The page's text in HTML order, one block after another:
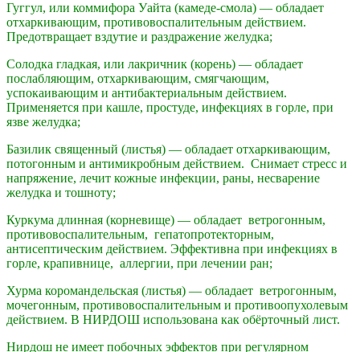
Гуггул, или коммифора Уайта (камеде-смола) — обладает
отхаркивающим, противовоспалительным действием.
Предотвращает вздутие и раздражение желудка;
Солодка гладкая, или лакричник (корень) — обладает
послабляющим, отхаркивающим, смягчающим,
успокаивающим и антибактериальным действием.
Применяется при кашле, простуде, инфекциях в горле, при
язве желудка;
Базилик священный (листья) — обладает отхаркивающим,
потогонным и антимикробным действием. Снимает стресс и
напряжение, лечит кожные инфекции, раны, несварение
желудка и тошноту;
Куркума длинная (корневище) — обладает ветрогонным,
противовоспалительным, гепатопротекторным,
антисептическим действием. Эффективна при инфекциях в
горле, крапивнице, аллергии, при лечении ран;
Хурма коромандельская (листья) — обладает ветрогонным,
мочегонным, противовоспалительным и противоопухолевым
действием. В НИРДОШ использована как обёрточный лист.
Нирдош не имеет побочных эффектов при регулярном